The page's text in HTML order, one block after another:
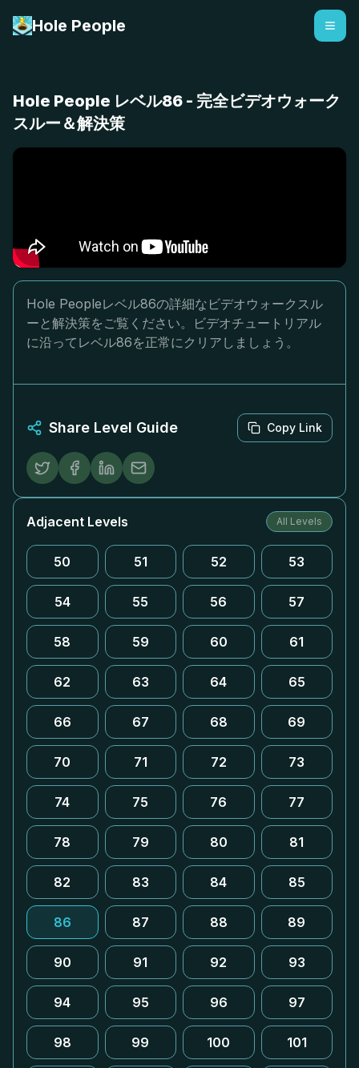
Hole People
Hole People レベル86 - 完全ビデオウォーク
スルー＆解決策
Hole Peopleレベル86の詳細なビデオウォークスル
ーと解決策をご覧ください。ビデオチュートリアル
に沿ってレベル86を正常にクリアしましょう。
Share Level Guide Copy Link
Adjacent Levels All Levels
50 51 52 53
54 55 56 57
58 59 60 61
62 63 64 65
66 67 68 69
70 71 72 73
74 75 76 77
78 79 80 81
82 83 84 85
86 87 88 89
90 91 92 93
94 95 96 97
98 99 100 101